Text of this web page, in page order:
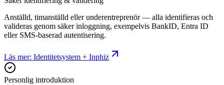
Anställd, timanställd eller underentreprenör — alla identifieras och
valideras genom säker inloggning, exempelvis BankID, Entra ID
eller SMS-baserad autentisering.
Läs mer: Identitetsystem + Inphiz
Personlig introduktion